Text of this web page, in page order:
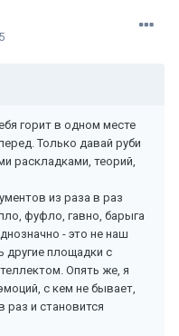
горит в одном месте
Только давай руби
раскладками, теорий,
из раза в раз
фуфло, гавно, барыга
- это не наш
другие площадки с
Опять же, я
с кем не бывает,
раз и становится